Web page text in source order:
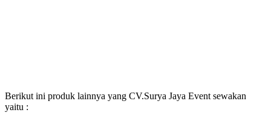
Berikut ini produk lainnya yang CV.Surya Jaya Event sewakan
yaitu :